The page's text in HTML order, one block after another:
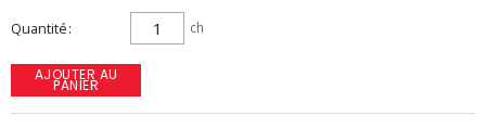
Quantité ch
AJOUTER AU
PANIER